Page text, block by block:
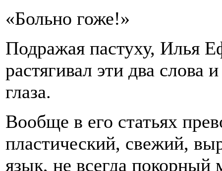
«Больно гоже!»
Подражая пастуху, Илья
растягивал эти два слова
глаза.
Вообще в его статьях
пластический, свежий,
язык, не всегда